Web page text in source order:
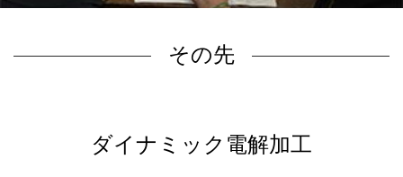
その先
ダイナミック電解加工